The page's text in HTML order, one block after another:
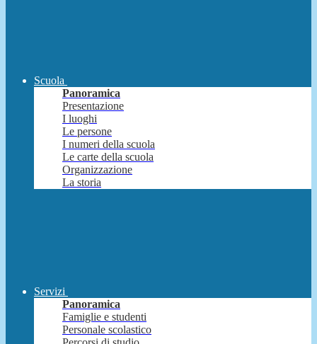
Scuola
Panoramica
Presentazione
I luoghi
Le persone
I numeri della scuola
Le carte della scuola
Organizzazione
La storia
Servizi
Panoramica
Famiglie e studenti
Personale scolastico